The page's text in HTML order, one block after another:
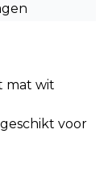
mat wit
voor